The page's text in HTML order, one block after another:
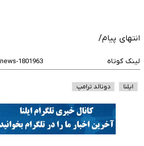
انتهای پیام/
لینک کوتاه
ایلنا دونالد ترامپ